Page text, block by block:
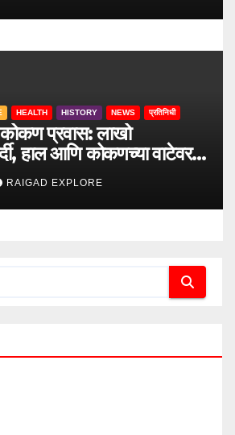
HEALTH HISTORY NEWS प्रतिनिधी
प्रवास: लाखो
हाल आणि कोकणच्या वाटेवरची
RAIGAD EXPLORE